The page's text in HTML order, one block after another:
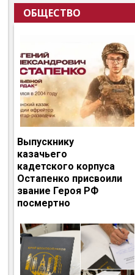
ОБЩЕСТВО
Выпускнику
казачьего
кадетского корпуса
Остапенко присвоили
звание Героя РФ
посмертно